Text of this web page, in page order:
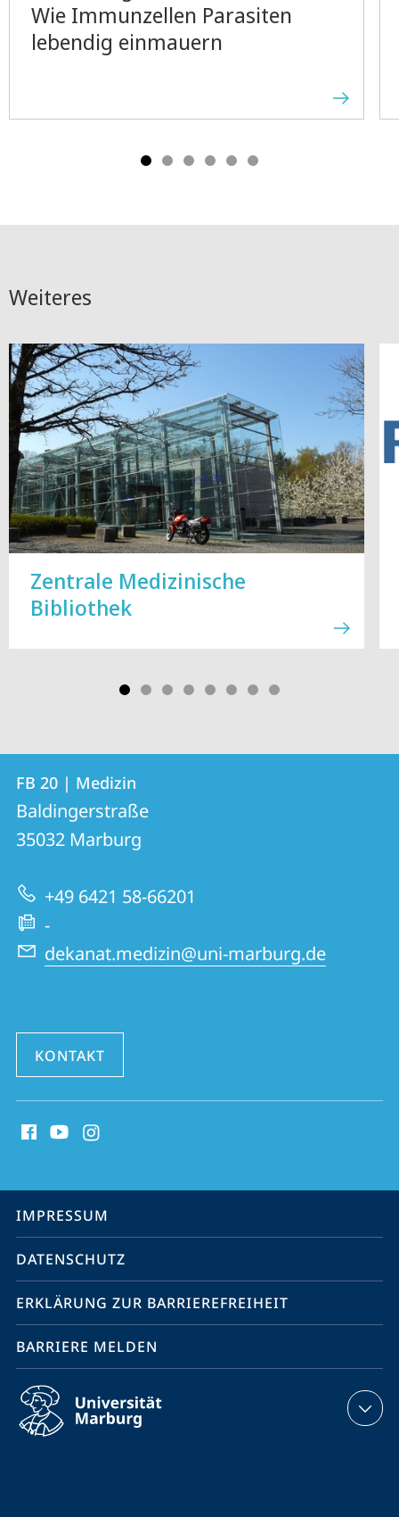
Wie Immunzellen Parasiten
lebendig einmauern
Weiteres
Zentrale Medizinische
Bibliothek
Kontakt
und
Informationen
zur
Website
Kontaktinformationen
FB
20
|
Medizin
FB 20 | Medizin
Baldingerstraße
35032 Marburg
+49 6421 58-66201
-
dekanat.medizin@uni-marburg.de
KONTAKT
Media
Service-
Navigation
IMPRESSUM
DATENSCHUTZ
ERKLÄRUNG ZUR BARRIEREFREIHEIT
BARRIERE MELDEN